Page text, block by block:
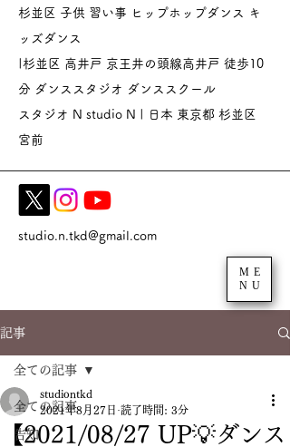
杉並区 子供 習い事 ヒップホップダンス キ
ッズダンス
|杉並区 高井戸 京王井の頭線高井戸 徒歩10
分 ダンススタジオ ダンススクール
スタジオ N studio N | 日本 東京都 杉並区
宮前
studio.n.tkd@gmail.com
ME
NU
記事
全ての記事
告知
全ての記事
【2021/08/27 UP💡ダンス
studiontkd
2021年8月27日 読了時間: 3分